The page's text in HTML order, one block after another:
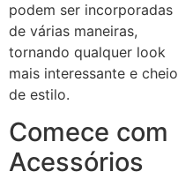
podem ser incorporadas
de várias maneiras,
tornando qualquer look
mais interessante e cheio
de estilo.
Comece com
Acessórios